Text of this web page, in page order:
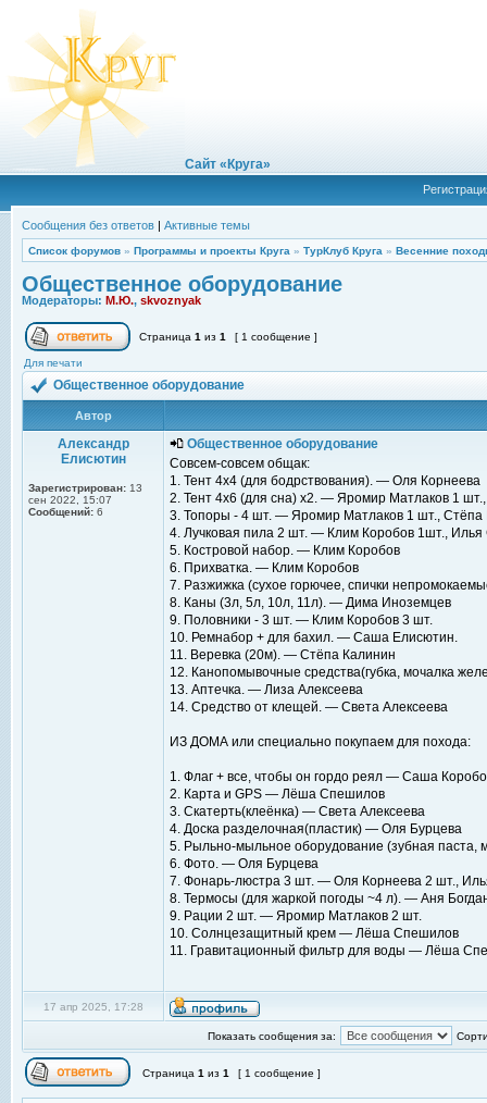
Сайт «Круга»
Сообщения без ответов | Активные темы
Список форумов » Программы и проекты Круга » ТурКлуб Круга » Весенние
Общественное оборудование
Модераторы: М.Ю., skvoznyak
Страница 1 из 1 [ 1 сообщение ]
Для печати
Общественное оборудование
Автор
Александр
Елисютин
Зарегистрирован: 13
сен 2022, 15:07
Сообщений: 6
Общественное оборудование
Совсем-совсем общак:
1. Тент 4x4 (для бодрствования). — Оля Корнеева
2. Тент 4х6 (для сна) х2. — Яромир Матлаков 1
3. Топоры - 4 шт. — Яромир Матлаков 1 шт.,
4. Лучковая пила 2 шт. — Клим Коробов 1шт.,
5. Костровой набор. — Клим Коробов
6. Прихватка. — Клим Коробов
7. Разжижка (сухое горючее, спички
8. Каны (3л, 5л, 10л, 11л). — Дима Иноземцев
9. Половники - 3 шт. — Клим Коробов 3 шт.
10. Ремнабор + для бахил. — Саша Елисютин.
11. Веревка (20м). — Стёпа Калинин
12. Канопомывочные средства(губка, мочалка
13. Аптечка. — Лиза Алексеева
14. Средство от клещей. — Света Алексеева
ИЗ ДОМА или специально покупаем для похода:
1. Флаг + все, чтобы он гордо реял — Саша
2. Карта и GPS — Лёша Спешилов
3. Скатерть(клеёнка) — Света Алексеева
4. Доска разделочная(пластик) — Оля Бурцева
5. Рыльно-мыльное оборудование (зубная
6. Фото. — Оля Бурцева
7. Фонарь-люстра 3 шт. — Оля Корнеева 2 шт.,
8. Термосы (для жаркой погоды ~4 л). — Аня
9. Рации 2 шт. — Яромир Матлаков 2 шт.
10. Солнцезащитный крем — Лёша Спешилов
11. Гравитационный фильтр для воды — Лёша
17 апр 2025, 17:28
Показать сообщения за:
Страница 1 из 1 [ 1 сообщение ]